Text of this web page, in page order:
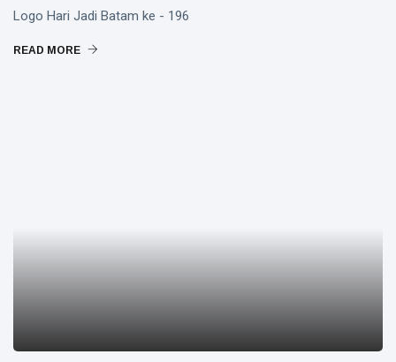
Logo Hari Jadi Batam ke - 196
READ MORE